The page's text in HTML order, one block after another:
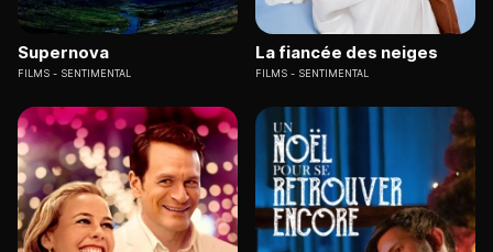
Supernova
FILMS SENTIMENTAL
La fiancée des neiges
FILMS SENTIMENTAL